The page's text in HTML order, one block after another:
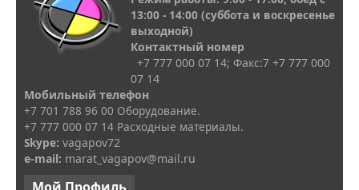
13:00 - 14:00 (суббота и воскресенье
выходной)
Контактный номер
+7 777 000 07 14; Факс:7 +7 777 000
07 14
Мобильный телефон
+7 701 788 96 00 Оборудование.
+7 777 000 07 14 Расходные материалы.
Skype: vagapov72
e-mail: marat_vagapov@mail.ru